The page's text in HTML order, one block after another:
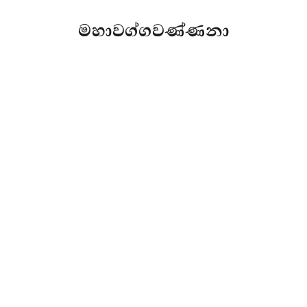
මහාවග්ගවණ්ණනා